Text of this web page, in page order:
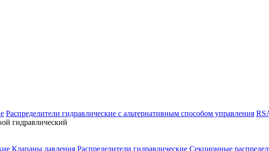
Распределители гидравлические с альтернативным способом управления
гидравлический
Клапаны давления Распределители гидравлические Секционные